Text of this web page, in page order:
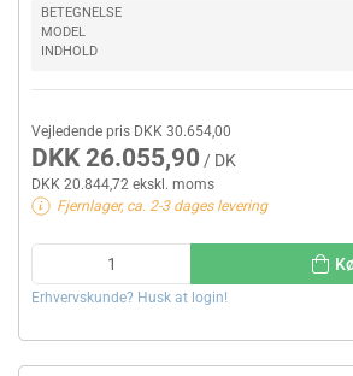
BETEGNELSE
MODEL
INDHOLD
Vejledende pris DKK 30.654,00
DKK 26.055,90 / DK
DKK 20.844,72 ekskl. moms
Fjernlager, ca. 2-3 dages levering
Erhvervskunde? Husk at login!